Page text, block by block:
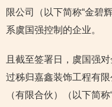
限公司（以下简称“金碧
系虞国强控制的企业。
且截至签署日，虞国强
过秭归嘉鑫装饰工程有
（有限合伙）（以下简